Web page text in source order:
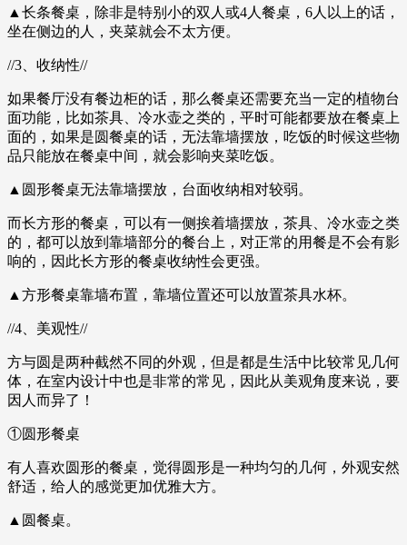
▲长条餐桌，除非是特别小的双人或4人餐桌，6人以上的话，
坐在侧边的人，夹菜就会不太方便。
//3、收纳性//
如果餐厅没有餐边柜的话，那么餐桌还需要充当一定的植物台
面功能，比如茶具、冷水壶之类的，平时可能都要放在餐桌上
面的，如果是圆餐桌的话，无法靠墙摆放，吃饭的时候这些物
品只能放在餐桌中间，就会影响夹菜吃饭。
▲圆形餐桌无法靠墙摆放，台面收纳相对较弱。
而长方形的餐桌，可以有一侧挨着墙摆放，茶具、冷水壶之类
的，都可以放到靠墙部分的餐台上，对正常的用餐是不会有影
响的，因此长方形的餐桌收纳性会更强。
▲方形餐桌靠墙布置，靠墙位置还可以放置茶具水杯。
//4、美观性//
方与圆是两种截然不同的外观，但是都是生活中比较常见几何
体，在室内设计中也是非常的常见，因此从美观角度来说，要
因人而异了！
①圆形餐桌
有人喜欢圆形的餐桌，觉得圆形是一种均匀的几何，外观安然
舒适，给人的感觉更加优雅大方。
▲圆餐桌。